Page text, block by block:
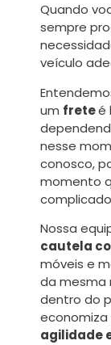
Quando
sempre
veículo
um freteé
nesse
conosco,
momento
Nossa
cautela
móveis e
da mesma
dentro do
economiza
agilidade